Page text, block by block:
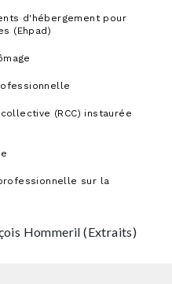
d'hébergement pour
(Ehpad)
(RCC) instaurée
sur la
Hommeril (Extraits)